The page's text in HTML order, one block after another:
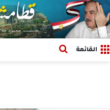
القائمة